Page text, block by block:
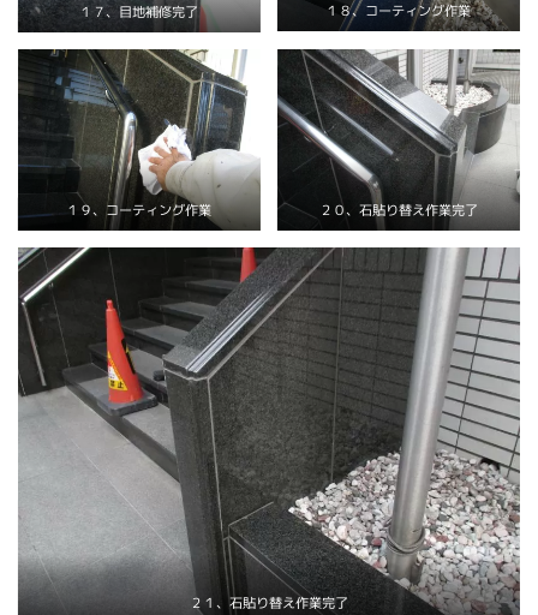
１７、目地補修完了 １８、コーティング作業
１９、コーティング作業 ２０、石貼り替え作業完了
２１、石貼り替え作業完了